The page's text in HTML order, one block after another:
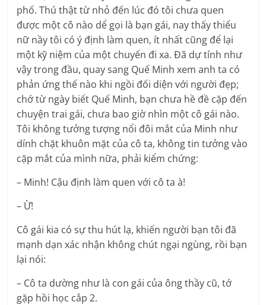
phố. Thú thật từ nhỏ đến lúc đó tôi chưa quen
được một cô nào dể gọi là bạn gái, nay thấy thiếu
nữ nầy tôi có ý định làm quen, ít nhất cũng để lại
một kỹ niệm của một chuyến đi xa. Đã dự tính như
vậy trong đầu, quay sang Quế Minh xem anh ta có
phản ứng thế nào khi ngồi đối diện với người đẹp;
chớ từ ngày biết Quế Minh, bạn chưa hề đề cặp đến
chuyện trai gái, chưa bao giờ nhìn một cô gái nào.
Tôi không tưởng tượng nổi đôi mắt của Minh như
dính chặt khuôn mặt của cô ta, không tin tưởng vào
cặp mắt của mình nữa, phải kiểm chứng:
– Minh! Cậu định làm quen với cô ta à!
– Ừ!
Cô gái kia có sự thu hút lạ, khiến người bạn tôi đã
mạnh dạn xác nhận không chút ngại ngùng, rồi bạn
lại nói:
– Cô ta dường như là con gái của ông thầy cũ, tớ
gặp hồi học cắp 2.